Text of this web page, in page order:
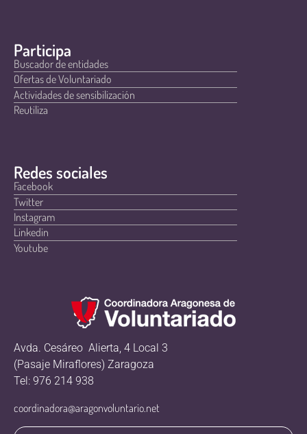
Participa
Buscador de entidades
Ofertas de Voluntariado
Actividades de sensibilización
Reutiliza
Redes sociales
Facebook
Twitter
Instagram
Linkedin
Youtube
Avda. Cesáreo Alierta, 4 Local 3
(Pasaje Miraflores) Zaragoza
Tel: 976 214 938
coordinadora@aragonvoluntario.net